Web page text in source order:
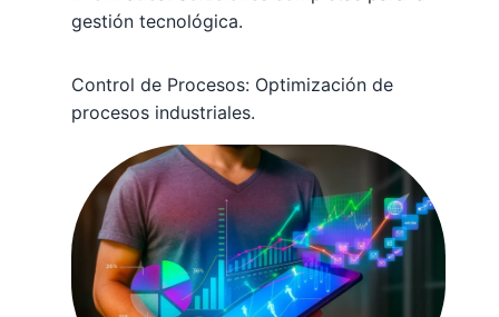
gestión tecnológica.
Control de Procesos: Optimización de
procesos industriales.